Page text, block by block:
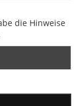
die Hinweise